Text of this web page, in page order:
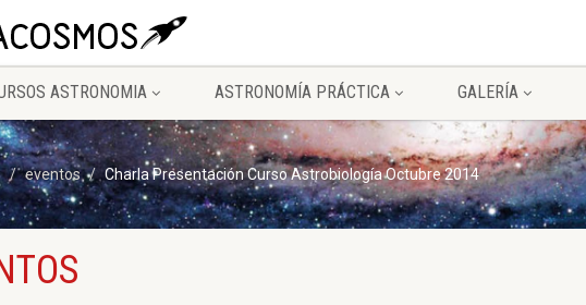
ASTRONOMIA ASTRONOMÍA PRÁCTICA GALERÍA
eventos Charla Presentación Curso Astrobiología Octubre 2014